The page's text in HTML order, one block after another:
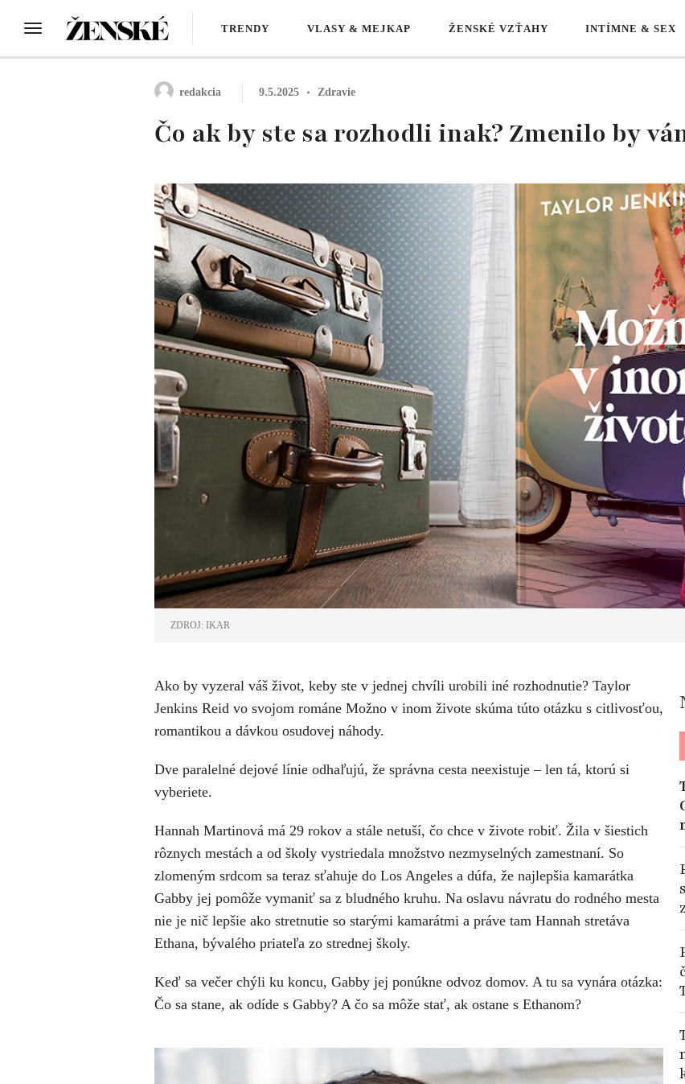
TRENDY VLASY & MEJKAP ŽENSKÉ VZŤAHY INTÍMNE & SEX
redakcia 9.5.2025 Zdravie
Čo ak by ste sa rozhodli inak? Zmenilo by
ZDROJ: IKAR
Ako by vyzeral váš život, keby ste v jednej chvíli urobili iné rozhodnutie? Taylor
Jenkins Reid vo svojom románe Možno v inom živote skúma túto otázku s citlivosťou,
romantikou a dávkou osudovej náhody.
Dve paralelné dejové línie odhaľujú, že správna cesta neexistuje – len tá, ktorú si
vyberiete.
Hannah Martinová má 29 rokov a stále netuší, čo chce v živote robiť. Žila v šiestich
rôznych mestách a od školy vystriedala množstvo nezmyselných zamestnaní. So
zlomeným srdcom sa teraz sťahuje do Los Angeles a dúfa, že najlepšia kamarátka
Gabby jej pomôže vymaniť sa z bludného kruhu. Na oslavu návratu do rodného mesta
nie je nič lepšie ako stretnutie so starými kamarátmi a práve tam Hannah stretáva
Ethana, bývalého priateľa zo strednej školy.
Keď sa večer chýli ku koncu, Gabby jej ponúkne odvoz domov. A tu sa vynára otázka:
Čo sa stane, ak odíde s Gabby? A čo sa môže stať, ak ostane s Ethanom?